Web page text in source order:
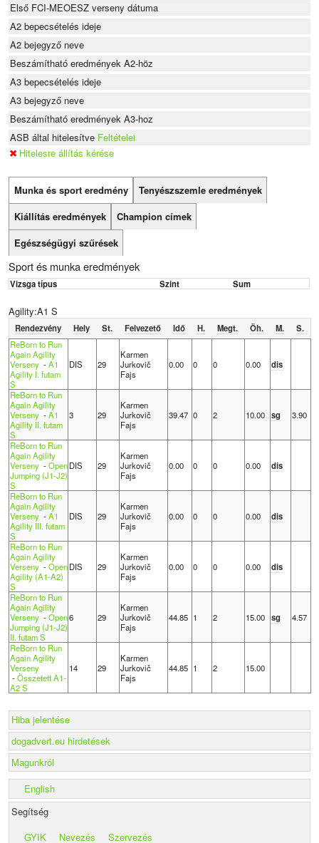
Első FCI-MEOESZ verseny dátuma
A2 bepecsételés ideje
A2 bejegyző neve
Beszámítható eredmények A2-höz
A3 bepecsételés ideje
A3 bejegyző neve
Beszámítható eredmények A3-hoz
ASB által hitelesítve Feltételei
Hitelesre állítás kérése
Munka és sport eredmény
Tenyészszemle eredmények
Kiállítás eredmények
Champion címek
Egészségügyi szűrések
Sport és munka eredmények
Vizsga típus Szint Sum
Agility:A1 S
Rendezvény Hely St. Felvezető Idő H. Megt. Öh. M.
S.
ReBorn to Run
Again Agility
Verseny -A1
Agility I. futam
S
DIS 29
Karmen
Jurkovič
Fajs
0.00 0 0 0.00 dis
ReBorn to Run
Again Agility
Verseny -A1
Agility II. futam
S
3 29
Karmen
Jurkovič
Fajs
39.47 0 2 10.00 sg 3.90
ReBorn to Run
Again Agility
Verseny -Open
Jumping (J1-J2)
S
DIS 29
Karmen
Jurkovič
Fajs
0.00 0 0 0.00 dis
ReBorn to Run
Again Agility
Verseny -A1
Agility III. futam
S
DIS 29
Karmen
Jurkovič
Fajs
0.00 0 0 0.00 dis
ReBorn to Run
Again Agility
Verseny -Open
Agility (A1-A2)
S
DIS 29
Karmen
Jurkovič
Fajs
0.00 0 0 0.00 dis
ReBorn to Run
Again Agility
Verseny -Open
Jumping (J1-J2)
II. futam S
6 29
Karmen
Jurkovič
Fajs
44.85 1 2 15.00 sg 4.57
ReBorn to Run
Again Agility
Verseny
-Összetett A1-
A2 S
14 29
Karmen
Jurkovič
Fajs
44.85 1 2 15.00
Hiba jelentése
dogadvert.eu hirdetések
Magunkról
English
Segítség
GYIK
Nevezés Szervezés